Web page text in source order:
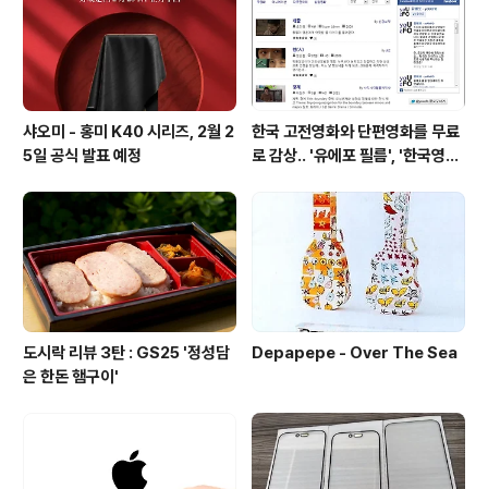
샤오미 - 홍미 K40 시리즈, 2월 2
5일 공식 발표 예정
한국 고전영화와 단편영화를 무료
로 감상.. '유에포 필름', '한국영상
도시락 리뷰 3탄 : GS25 '정성담
은 한돈 햄구이'
Depapepe - Over The Sea